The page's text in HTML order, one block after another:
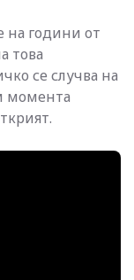
години от
това
се случва на
момента